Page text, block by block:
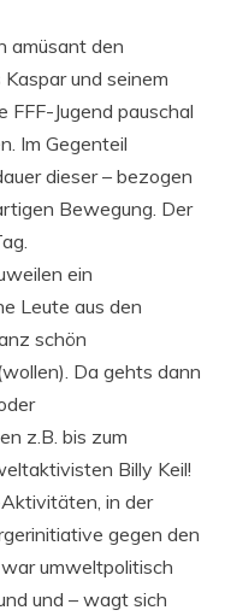
amüsant den
und seinem
FFF-Jugend pauschal
Im Gegenteil
dieser – bezogen
Bewegung. Der
ein
Leute aus den
schön
Da gehts dann
z.B. bis zum
Billy Keil!
in der
gegen den
umweltpolitisch
und – wagt sich